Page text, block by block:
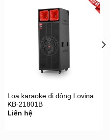
Loa karaoke di động Lovina
KB-21801B
Liên hệ